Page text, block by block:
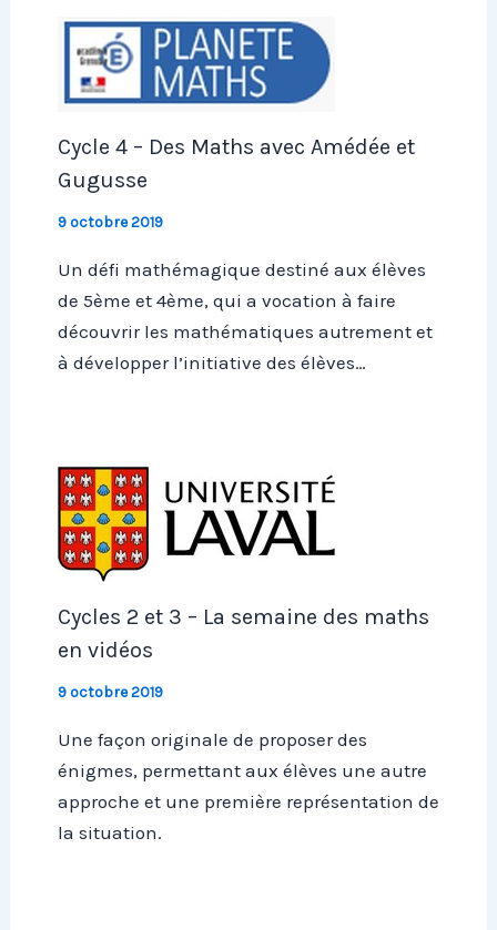
Cycle 4 – Des Maths avec Amédée et
Gugusse
9 octobre 2019
Un défi mathémagique destiné aux élèves
de 5ème et 4ème, qui a vocation à faire
découvrir les mathématiques autrement et
à développer l’initiative des élèves…
Cycles 2 et 3 – La semaine des maths
en vidéos
9 octobre 2019
Une façon originale de proposer des
énigmes, permettant aux élèves une autre
approche et une première représentation de
la situation.